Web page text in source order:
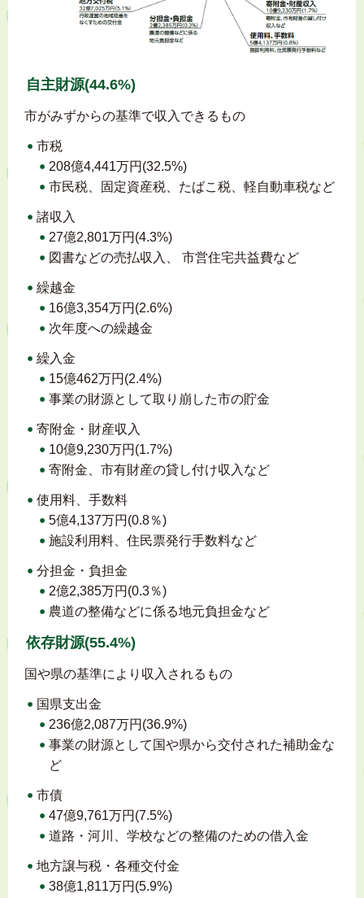
自主財源(44.6%)
市がみずからの基準で収入できるもの
市税
208億4,441万円(32.5%)
市民税、固定資産税、たばこ税、軽自動車税など
諸収入
27億2,801万円(4.3%)
図書などの売払収入、 市営住宅共益費など
繰越金
16億3,354万円(2.6%)
次年度への繰越金
繰入金
15億462万円(2.4%)
事業の財源として取り崩した市の貯金
寄附金・財産収入
10億9,230万円(1.7%)
寄附金、市有財産の貸し付け収入など
使用料、手数料
5億4,137万円(0.8％)
施設利用料、住民票発行手数料など
分担金・負担金
2億2,385万円(0.3％)
農道の整備などに係る地元負担金など
依存財源(55.4%)
国や県の基準により収入されるもの
国県支出金
236億2,087万円(36.9%)
事業の財源として国や県から交付された補助金な
ど
市債
47億9,761万円(7.5%)
道路・河川、学校などの整備のための借入金
地方譲与税・各種交付金
38億1,811万円(5.9%)